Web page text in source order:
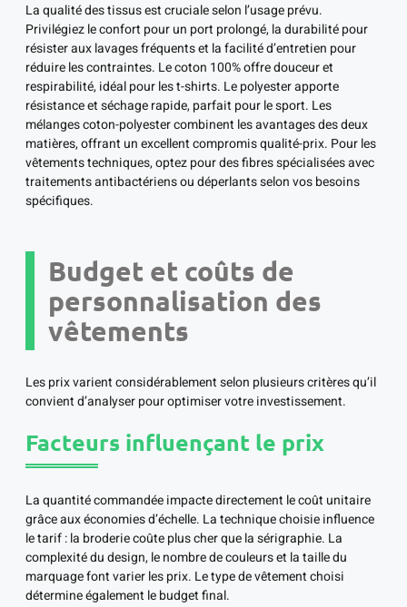
La qualité des tissus est cruciale selon l’usage prévu.
Privilégiez le confort pour un port prolongé, la durabilité pour
résister aux lavages fréquents et la facilité d’entretien pour
réduire les contraintes. Le coton 100% offre douceur et
respirabilité, idéal pour les t-shirts. Le polyester apporte
résistance et séchage rapide, parfait pour le sport. Les
mélanges coton-polyester combinent les avantages des deux
matières, offrant un excellent compromis qualité-prix. Pour les
vêtements techniques, optez pour des fibres spécialisées avec
traitements antibactériens ou déperlants selon vos besoins
spécifiques.
Budget et coûts de
personnalisation des
vêtements
Les prix varient considérablement selon plusieurs critères qu’il
convient d’analyser pour optimiser votre investissement.
Facteurs influençant le prix
La quantité commandée impacte directement le coût unitaire
grâce aux économies d’échelle. La technique choisie influence
le tarif : la broderie coûte plus cher que la sérigraphie. La
complexité du design, le nombre de couleurs et la taille du
marquage font varier les prix. Le type de vêtement choisi
détermine également le budget final.